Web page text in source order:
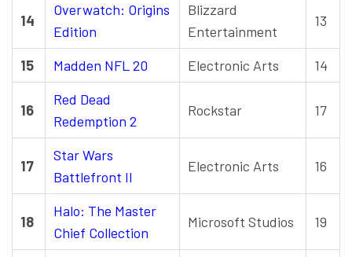
14
Overwatch: Origins
Edition
Blizzard
Entertainment
13
15 Madden NFL 20 Electronic Arts 14
16
Red Dead
Redemption 2
Rockstar 17
17
Star Wars
Battlefront II
Electronic Arts 16
18
Halo: The Master
Chief Collection
Microsoft Studios 19